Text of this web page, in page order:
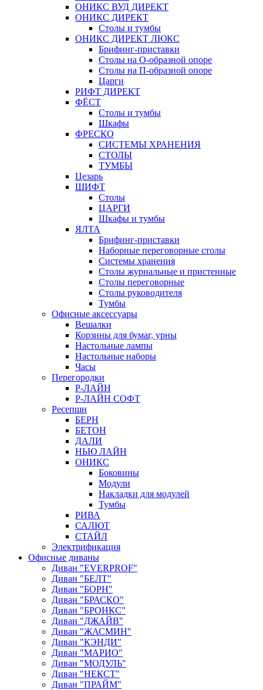
ОНИКС ВУД ДИРЕКТ
ОНИКС ДИРЕКТ
Столы и тумбы
ОНИКС ДИРЕКТ ЛЮКС
Брифинг-приставки
Столы на О-образной опоре
Столы на П-образной опоре
Царги
РИФТ ДИРЕКТ
ФЁСТ
Столы и тумбы
Шкафы
ФРЕСКО
СИСТЕМЫ ХРАНЕНИЯ
СТОЛЫ
ТУМБЫ
Цезарь
ШИФТ
Столы
ЦАРГИ
Шкафы и тумбы
ЯЛТА
Брифинг-приставки
Наборные переговорные столы
Системы хранения
Столы журнальные и пристенные
Столы переговорные
Столы руководителя
Тумбы
Офисные аксессуары
Вешалки
Корзины для бумаг, урны
Настольные лампы
Настольные наборы
Часы
Перегородки
Р-ЛАЙН
Р-ЛАЙН СОФТ
Ресепшн
БЕРН
БЕТОН
ДАЛИ
НЬЮ ЛАЙН
ОНИКС
Боковины
Модули
Накладки для модулей
Тумбы
РИВА
САЛЮТ
СТАЙЛ
Электрификация
Офисные диваны
Диван "EVERPROF"
Диван "БЕЛТ"
Диван "БОРН"
Диван "БРАСКО"
Диван "БРОНКС"
Диван "ДЖАЙВ"
Диван "ЖАСМИН"
Диван "КЭНДИ"
Диван "МАРИО"
Диван "МОДУЛЬ"
Диван "НЕКСТ"
Диван "ПРАЙМ"